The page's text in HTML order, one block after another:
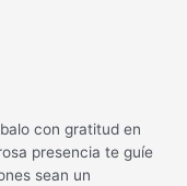
con gratitud en
presencia te guíe
sean un